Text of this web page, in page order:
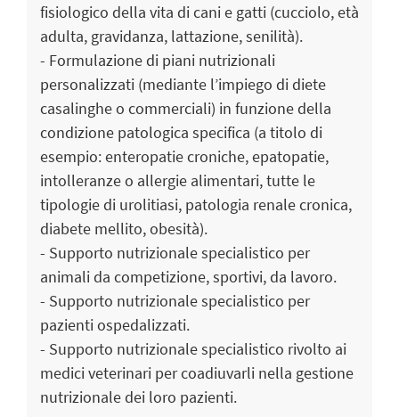
fisiologico della vita di cani e gatti (cucciolo, età
adulta, gravidanza, lattazione, senilità).
- Formulazione di piani nutrizionali
personalizzati (mediante l’impiego di diete
casalinghe o commerciali) in funzione della
condizione patologica specifica (a titolo di
esempio: enteropatie croniche, epatopatie,
intolleranze o allergie alimentari, tutte le
tipologie di urolitiasi, patologia renale cronica,
diabete mellito, obesità).
- Supporto nutrizionale specialistico per
animali da competizione, sportivi, da lavoro.
- Supporto nutrizionale specialistico per
pazienti ospedalizzati.
- Supporto nutrizionale specialistico rivolto ai
medici veterinari per coadiuvarli nella gestione
nutrizionale dei loro pazienti.